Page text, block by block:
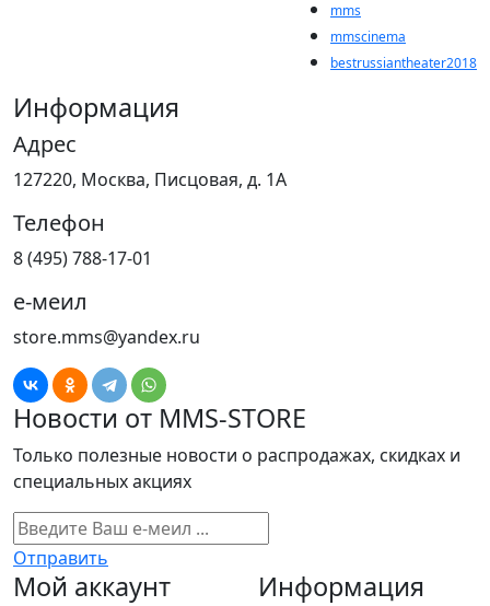
mms
mmscinema
bestrussiantheater2018
Информация
Адрес
127220, Москва, Писцовая, д. 1А
Телефон
8 (495) 788-17-01
е-меил
store.mms@yandex.ru
Новости от MMS-STORE
Только полезные новости о распродажах, скидках и
специальных акциях
Отправить
Мой аккаунт Информация